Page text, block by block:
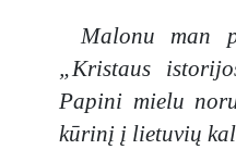
yra nutolę
tikėjimo
praradę.
Malonu man
„Kristaus isto
Papini mielu
kūrinį į lietuvių